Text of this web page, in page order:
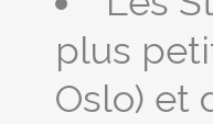
plus
Oslo) et